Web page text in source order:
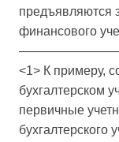
предъявляются
финансового
<1> К примеру,
бухгалтерском
первичные
бухгалтерского